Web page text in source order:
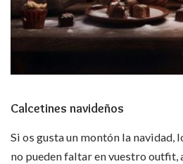
Calcetines navideños
Si os gusta un montón la navidad,
no pueden faltar en vuestro outfit,